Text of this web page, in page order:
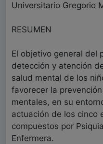
Universitario Gregorio
RESUMEN
El objetivo general del
detección y atención
salud mental de los
favorecer la
mentales, en su
actuación de los cinco
compuestos por
Enfermera.